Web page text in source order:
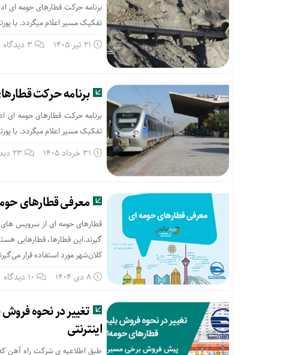
تفکیک مسیر اعلام میگردد. با
21 تیر 1405 3 دیدگاه
برنامه حرکت
تفکیک مسیر اعلام میگردد. با
31 خرداد 1405 23 دیدگاه
معرفی قطارهای
قطارهای حومه ای از سرویس
کلان‌شهر مورد استفاده قرار
8 دی 1404 10 دیدگاه
تغییر در نحوه
اینترنتی